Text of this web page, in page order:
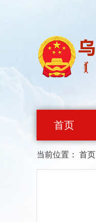
首页
当前位置： 首页